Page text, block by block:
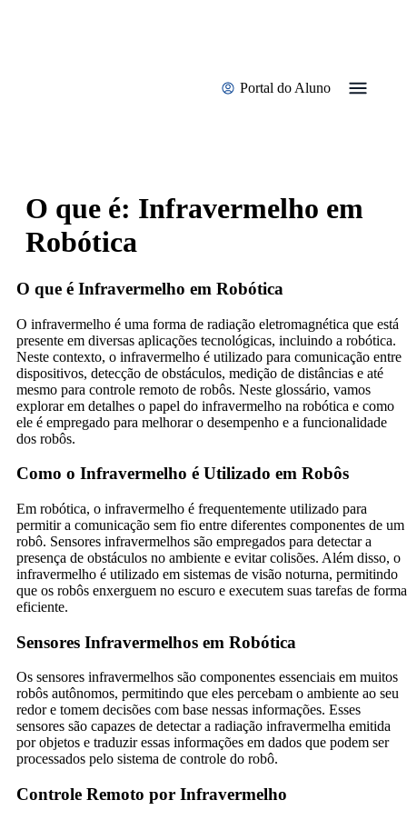
Portal do Aluno
O que é: Infravermelho em
Robótica
O que é Infravermelho em Robótica
O infravermelho é uma forma de radiação eletromagnética que está
presente em diversas aplicações tecnológicas, incluindo a robótica.
Neste contexto, o infravermelho é utilizado para comunicação entre
dispositivos, detecção de obstáculos, medição de distâncias e até
mesmo para controle remoto de robôs. Neste glossário, vamos
explorar em detalhes o papel do infravermelho na robótica e como
ele é empregado para melhorar o desempenho e a funcionalidade
dos robôs.
Como o Infravermelho é Utilizado em Robôs
Em robótica, o infravermelho é frequentemente utilizado para
permitir a comunicação sem fio entre diferentes componentes de um
robô. Sensores infravermelhos são empregados para detectar a
presença de obstáculos no ambiente e evitar colisões. Além disso, o
infravermelho é utilizado em sistemas de visão noturna, permitindo
que os robôs enxerguem no escuro e executem suas tarefas de forma
eficiente.
Sensores Infravermelhos em Robótica
Os sensores infravermelhos são componentes essenciais em muitos
robôs autônomos, permitindo que eles percebam o ambiente ao seu
redor e tomem decisões com base nessas informações. Esses
sensores são capazes de detectar a radiação infravermelha emitida
por objetos e traduzir essas informações em dados que podem ser
processados pelo sistema de controle do robô.
Controle Remoto por Infravermelho